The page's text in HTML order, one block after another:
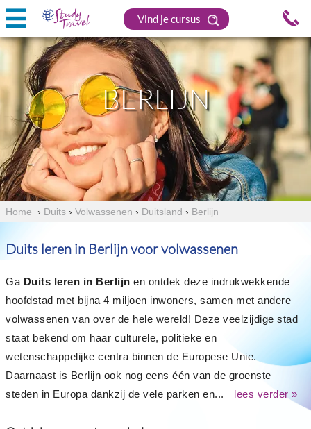
Vind je cursus
BERLIJN
Home › Duits › Volwassenen › Duitsland › Berlijn
Duits leren in Berlijn voor volwassenen
Ga Duits leren in Berlijn en ontdek deze indrukwekkende
hoofdstad met bijna 4 miljoen inwoners, samen met andere
volwassenen van over de hele wereld! Deze veelzijdige stad
staat bekend om haar culturele, politieke en
wetenschappelijke centra binnen de Europese Unie.
Daarnaast is Berlijn ook nog eens één van de groenste
steden in Europa dankzij de vele parken en...
lees verder »